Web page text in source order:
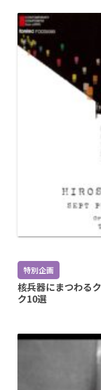
特別企画
核兵器にまつわる
ク10選